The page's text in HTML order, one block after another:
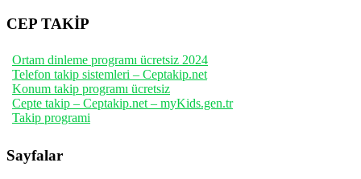
CEP TAKİP
Ortam dinleme programı ücretsiz 2024
Telefon takip sistemleri – Ceptakip.net
Konum takip programı ücretsiz
Cepte takip – Ceptakip.net – myKids.gen.tr
Takip programi
Sayfalar